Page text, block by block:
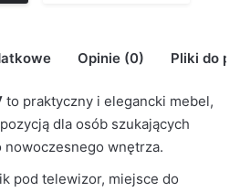
Opinie (0) Pliki do
to praktyczny i elegancki mebel,
dla osób szukających
wnętrza.
pod telewizor, miejsce do
tym produkcie..
who have purchased this
3D RTV_Meksyk_4